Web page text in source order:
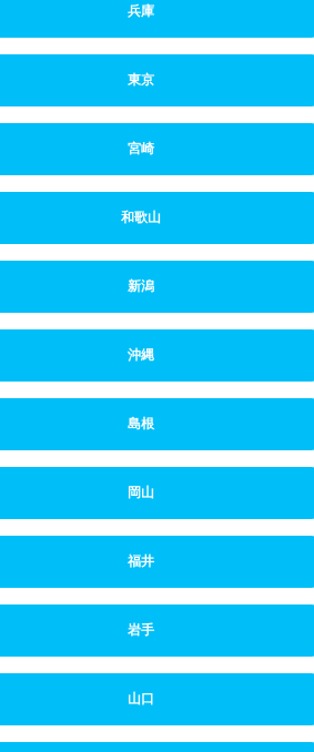
兵庫
東京
宮崎
和歌山
新潟
沖縄
島根
岡山
福井
岩手
山口